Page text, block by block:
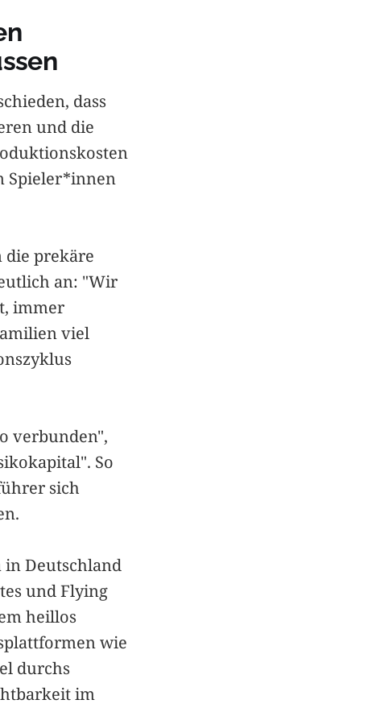
dass
und die
Spieler*innen
die prekäre
an: "Wir
immer
viel
verbunden",
So
sich
in Deutschland
und Flying
heillos
wie
durchs
im